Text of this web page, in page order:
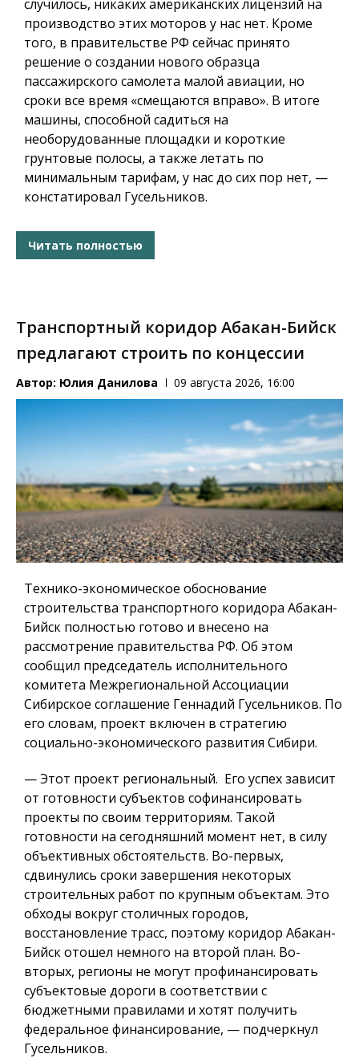
случилось, никаких американских лицензий на
производство этих моторов у нас нет. Кроме
того, в правительстве РФ сейчас принято
решение о создании нового образца
пассажирского самолета малой авиации, но
сроки все время «смещаются вправо». В итоге
машины, способной садиться на
необорудованные площадки и короткие
грунтовые полосы, а также летать по
минимальным тарифам, у нас до сих пор нет, —
констатировал Гусельников.
Читать полностью
Транспортный коридор Абакан-Бийск
предлагают строить по концессии
Автор: Юлия Данилова 09 августа 2026, 16:00
Технико-экономическое обоснование
строительства транспортного коридора Абакан-
Бийск полностью готово и внесено на
рассмотрение правительства РФ. Об этом
сообщил председатель исполнительного
комитета Межрегиональной Ассоциации
Сибирское соглашение Геннадий Гусельников. По
его словам, проект включен в стратегию
социально-экономического развития Сибири.
— Этот проект региональный. Его успех зависит
от готовности субъектов софинансировать
проекты по своим территориям. Такой
готовности на сегодняшний момент нет, в силу
объективных обстоятельств. Во-первых,
сдвинулись сроки завершения некоторых
строительных работ по крупным объектам. Это
обходы вокруг столичных городов,
восстановление трасс, поэтому коридор Абакан-
Бийск отошел немного на второй план. Во-
вторых, регионы не могут профинансировать
субъектовые дороги в соответствии с
бюджетными правилами и хотят получить
федеральное финансирование, — подчеркнул
Гусельников.